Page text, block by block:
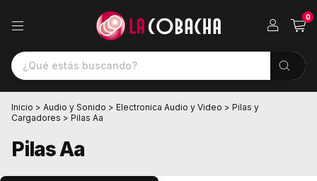
0
Inicio > Audio y Sonido > Electronica Audio y Video > Pilas y
Cargadores > Pilas Aa
Pilas Aa